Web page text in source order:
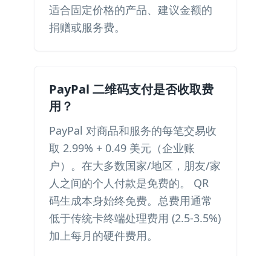
适合固定价格的产品、建议金额的
捐赠或服务费。
PayPal 二维码支付是否收取费
用？
PayPal 对商品和服务的每笔交易收
取 2.99% + 0.49 美元（企业账
户）。在大多数国家/地区，朋友/家
人之间的个人付款是免费的。 QR
码生成本身始终免费。总费用通常
低于传统卡终端处理费用 (2.5-3.5%)
加上每月的硬件费用。